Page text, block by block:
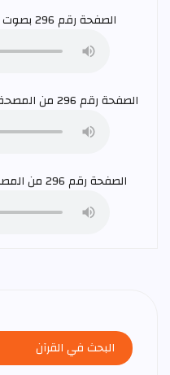
الصفحة رقم 296 بصوت
الصفحة رقم 296 من المصحف بصوت الشيخ
الصفحة رقم 296 من المصحف بصوت الشيخ